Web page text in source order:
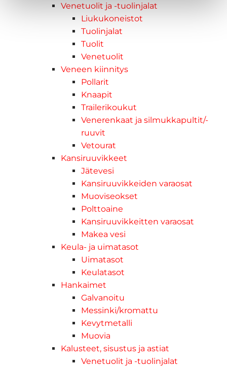
Venetuolit ja -tuolinjalat
Liukukoneistot
Tuolinjalat
Tuolit
Venetuolit
Veneen kiinnitys
Pollarit
Knaapit
Trailerikoukut
Venerenkaat ja silmukkapultit/-
ruuvit
Vetourat
Kansiruuvikkeet
Jätevesi
Kansiruuvikkeiden varaosat
Muoviseokset
Polttoaine
Kansiruuvikkeitten varaosat
Makea vesi
Keula- ja uimatasot
Uimatasot
Keulatasot
Hankaimet
Galvanoitu
Messinki/kromattu
Kevytmetalli
Muovia
Kalusteet, sisustus ja astiat
Venetuolit ja -tuolinjalat